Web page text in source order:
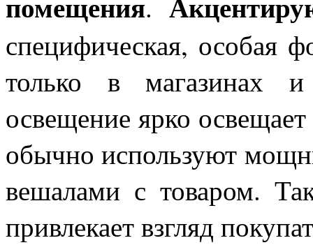
специфическая, особая
только в магазинах и
освещение ярко
обычно используют
вешалами с товаром.
привлекает взгляд